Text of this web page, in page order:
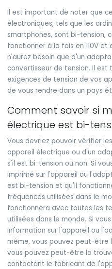
Il est important de noter que
électroniques, tels que les
smartphones, sont bi-tension,
fonctionner à la fois en 110V et
n'aurez besoin que d'un
convertisseur de tension. Il est
exigences de tension de vos
de vous rendre dans un pays
Comment savoir si
électrique est bi-
Vous devriez pouvoir vérifier
appareil électrique ou d'un
s'il est bi-tension ou non. Si
imprimé sur l'appareil ou
est bi-tension et qu'il
fréquences utilisées dans le
fonctionnera avec toutes les
utilisées dans le monde. Si
information sur l'appareil ou
même, vous pouvez peut-être
vous pouvez peut-être la
contactant le fabricant de